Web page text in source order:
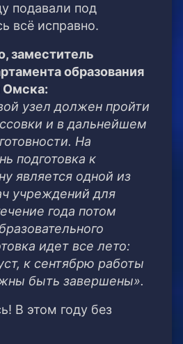
подавали под
всё исправно.
заместитель
образования
Омска:
узел должен пройти
и в дальнейшем
На
подготовка к
является одной из
учреждений для
года потом
идет все лето:
к сентябрю работы
быть завершены».
В этом году без